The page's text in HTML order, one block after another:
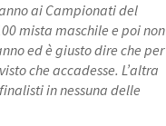
ai Campionati del
mista maschile e poi non
ed è giusto dire che per
che accadesse. L’altra
in nessuna delle